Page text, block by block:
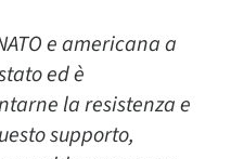
e americana a
ed è
la resistenza e
supporto,